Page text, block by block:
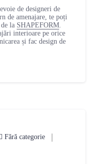
de designeri de
de amenajare, te poți
la SHAPEFORM
interioare pe orice
și fac design de
Fără categorie